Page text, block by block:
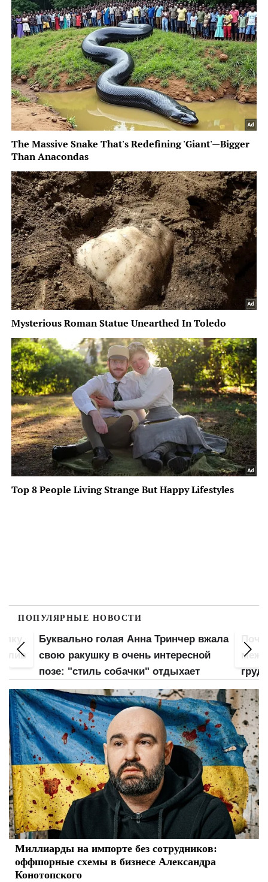
ПОПУЛЯРНЫЕ НОВОСТИ
Буквально голая Анна Тринчер вжала
свою ракушку в очень интересной
позе: "стиль собачки" отдыхает
Миллиарды на импорте без сотрудников:
оффшорные схемы в бизнесе Александра
Конотопского